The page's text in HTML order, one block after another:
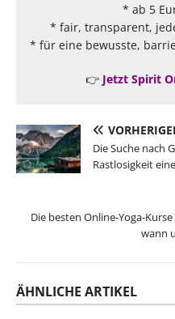
* ab 5
* fair, transparent,
* für eine bewusste,
👉 Jetzt Spirit
Die Suche nach
Rastlosigkeit
Die besten Online-Yoga-
wann
ÄHNLICHE ARTIKEL